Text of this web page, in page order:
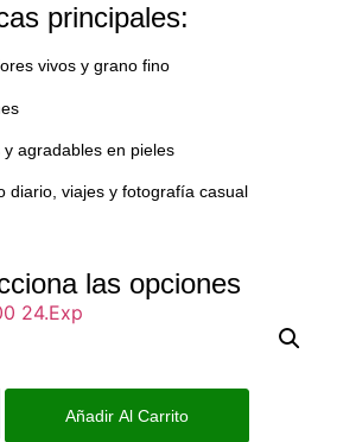
principales:
vivos y grano fino
y agradables en pieles
diario, viajes y fotografía casual
las opciones
Añadir Al Carrito